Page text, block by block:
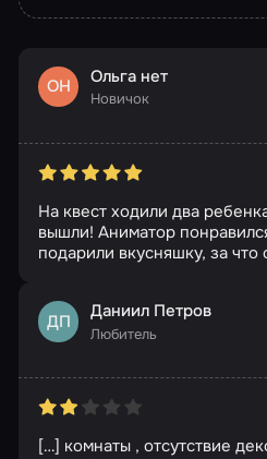
ОН Ольга нет
Новичок
На квест ходили два
вышли! Аниматор
подарили вкусняшку, за что
ДП Даниил Петров
Любитель
[…] комнаты , отсутствие